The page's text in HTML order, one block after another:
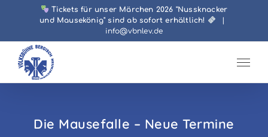
Tickets für unser Märchen 2026 "Nussknacker
und Mausekönig" sind ab sofort erhältlich!
info@vbnlev.de
Die Mausefalle – Neue Termine